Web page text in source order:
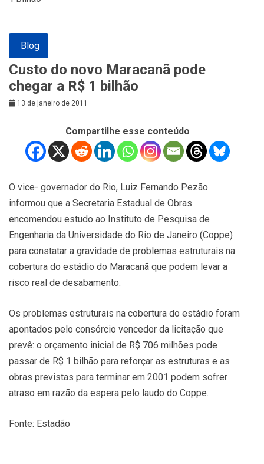
Blog
Custo do novo Maracanã pode
chegar a R$ 1 bilhão
13 de janeiro de 2011
Compartilhe esse conteúdo
O vice- governador do Rio, Luiz Fernando Pezão
informou que a Secretaria Estadual de Obras
encomendou estudo ao Instituto de Pesquisa de
Engenharia da Universidade do Rio de Janeiro (Coppe)
para constatar a gravidade de problemas estruturais na
cobertura do estádio do Maracanã que podem levar a
risco real de desabamento.
Os problemas estruturais na cobertura do estádio foram
apontados pelo consórcio vencedor da licitação que
prevê: o orçamento inicial de R$ 706 milhões pode
passar de R$ 1 bilhão para reforçar as estruturas e as
obras previstas para terminar em 2001 podem sofrer
atraso em razão da espera pelo laudo do Coppe.
Fonte: Estadão